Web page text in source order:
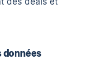
données